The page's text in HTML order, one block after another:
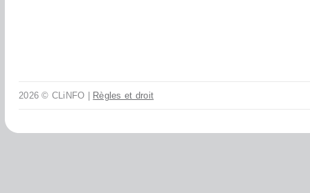
2026 © CLiNFO | Règles et droit